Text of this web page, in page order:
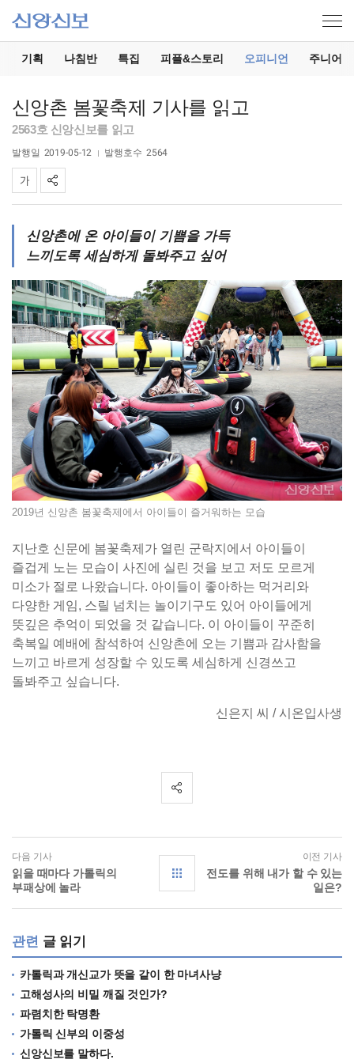
기획 나침반 특집 피플&스토리 오피니언 주니어
신앙촌 봄꽃축제 기사를 읽고
2563호 신앙신보를 읽고
발행일 2019-05-12 발행호수 2564
신앙촌에 온 아이들이 기쁨을 가득
느끼도록 세심하게 돌봐주고 싶어
2019년 신앙촌 봄꽃축제에서 아이들이 즐거워하는 모습
지난호 신문에 봄꽃축제가 열린 군락지에서 아이들이
즐겁게 노는 모습이 사진에 실린 것을 보고 저도 모르게
미소가 절로 나왔습니다. 아이들이 좋아하는 먹거리와
다양한 게임, 스릴 넘치는 놀이기구도 있어 아이들에게
뜻깊은 추억이 되었을 것 같습니다. 이 아이들이 꾸준히
축복일 예배에 참석하여 신앙촌에 오는 기쁨과 감사함을
느끼고 바르게 성장할 수 있도록 세심하게 신경쓰고
돌봐주고 싶습니다.
신은지 씨 / 시온입사생
다음 기사
읽을 때마다 가톨릭의
부패상에 놀라
이전 기사
전도를 위해 내가 할 수 있는
일은?
관련 글 읽기
카톨릭과 개신교가 뜻을 같이 한 마녀사냥
고해성사의 비밀 깨질 것인가?
파렴치한 탁명환
가톨릭 신부의 이중성
신앙신보를 말하다.